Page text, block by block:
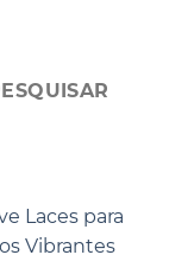
Laces para
Vibrantes